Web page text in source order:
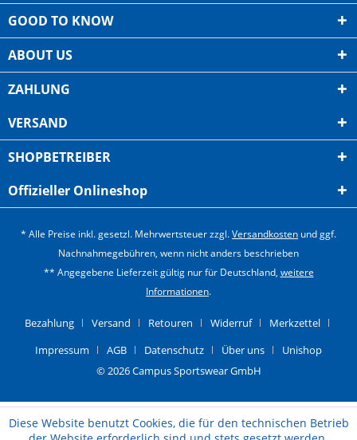
GOOD TO KNOW
ABOUT US
ZAHLUNG
VERSAND
SHOPBETREIBER
Offizieller Onlineshop
* Alle Preise inkl. gesetzl. Mehrwertsteuer zzgl.Versandkosten und ggf.
Nachnahmegebühren, wenn nicht anders beschrieben
** Angegebene Lieferzeit gültig nur für Deutschland, weitere
Informationen.
Bezahlung Versand Retouren Widerruf
Merkzettel
Impressum
AGB Datenschutz Über uns
Unishop
© 2026 Campus Sportswear GmbH
Diese Website benutzt Cookies, die für den technischen Betrieb